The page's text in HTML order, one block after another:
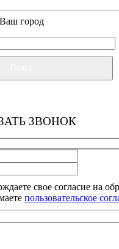
Ваш город
ЗВОНОК
свое согласие на
пользовательское